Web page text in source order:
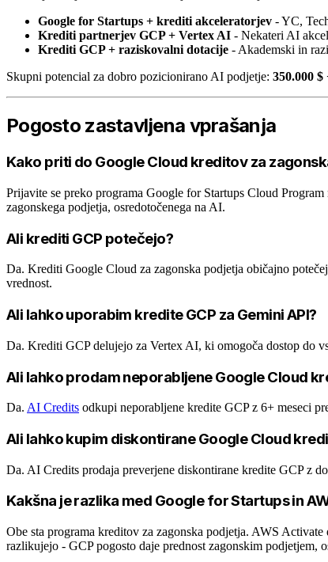
Google for Startups + krediti akceleratorjev - YC,
Krediti partnerjev GCP + Vertex AI - Nekateri AI
Krediti GCP + raziskovalni dotacije - Akademski in
Skupni potencial za dobro pozicionirano AI podjetje: 350.000
Pogosto zastavljena vprašanja
Kako priti do Google Cloud kreditov za
Prijavite se preko programa Google for Startups Cloud
zagonskega podjetja, osredotočenega na AI.
Ali krediti GCP potečejo?
Da. Krediti Google Cloud za zagonska podjetja običajno
vrednost.
Ali lahko uporabim kredite GCP za Gemini API?
Da. Krediti GCP delujejo za Vertex AI, ki omogoča dostop do
Ali lahko prodam neporabljene Google Cloud
Da. AI Credits odkupi neporabljene kredite GCP z 6+ meseci
Ali lahko kupim diskontirane Google Cloud
Da. AI Credits prodaja preverjene diskontirane kredite GCP z
Kakšna je razlika med Google for Startups in
Obe sta programa kreditov za zagonska podjetja. AWS
razlikujejo - GCP pogosto daje prednost zagonskim podjetjem,